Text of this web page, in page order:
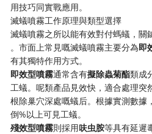
用技巧同實戰應用。
滅蟻噴霧工作原理與類型選擇
滅蟻噴霧之所以能有效對付螞蟻，關
。市面上常見嘅滅蟻噴霧主要分為​即
有其獨特作用方式。
​即效型噴霧​​通常含有​​擬除蟲菊酯​類成
工蟻。呢類產品見效快，適合處理突
根除巢穴深處嘅蟻后。根據實測數據
倒%以上可見工蟻。
​殘效型噴霧​​則採用​​呋虫胺​等具有延遲